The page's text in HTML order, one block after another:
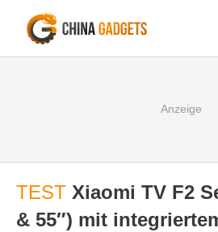
TEST Xiaomi TV F2
& 55″) mit